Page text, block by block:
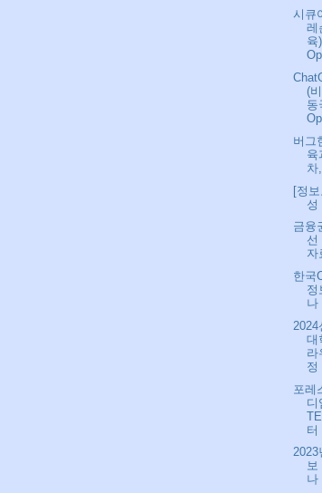
시큐
레
육
(
동
버그
육
차
[정
성
금융
선
자
한국
정
나
2024
대
라
정
포레
디
터
2023
보
나